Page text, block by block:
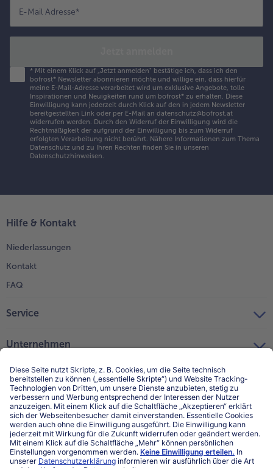
E-Mail Adresse*
* Mit einem Klick auf „Jetzt anmelden" bestätige ich, dass ich den
bofrost* Newsletter abonnieren möchte und willige ein, dass hierfür
meine E-Mail-Adresse verarbeitet wird um exklusive Angebote, tolle
Inspirationen und Neuigkeiten rund um bofrost* zu erhalten. Diese
Einwilligung kann jederzeit durch Klick auf den in jedem Newsletter
bereitgestellten Link oder per E-Mail an datenschutz@bofrost.at
widerrufen werden. Durch den Widerruf der Einwilligung wird die
Rechtmäßigkeit der aufgrund der Einwilligung bis zum Widerruf
erfolgten Verarbeitung nicht berührt. Nähere Informationen zum Thema
Datenschutz und zu Ihren Rechten finden Sie in unseren
Datenschutzhinweisen.
Hilfe & Kontakt
Niederlassungen
Kontakt
FAQ
Service
Unternehmen
Über uns